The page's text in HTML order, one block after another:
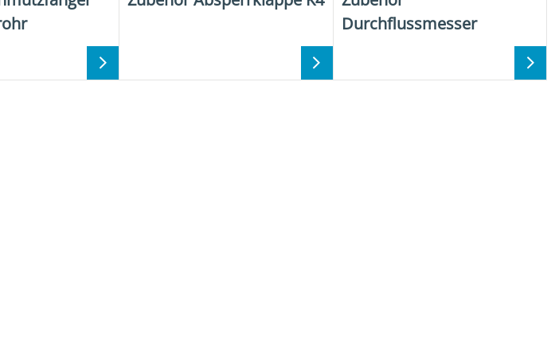
Durchflussmesser